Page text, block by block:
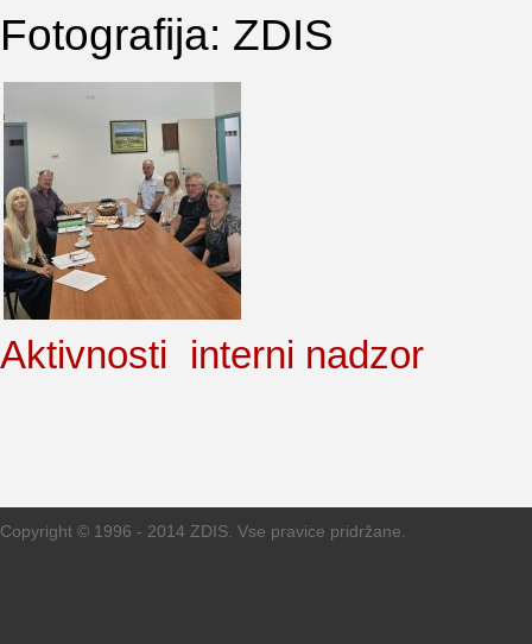
Fotografija: ZDIS
Aktivnosti interni nadzor
Copyright © 1996 - 2014 ZDIS. Vse pravice pridržane.